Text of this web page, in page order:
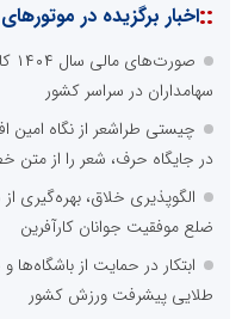
::اخبار برگزیده در
سهامداران در سراسر کشور
چیستی طراشعر از نگاه امین
در جایگاه حرف، شعر را از
الگوپذیری خلاق،
ضلع موفقیت جوانان کارآفرین
ابتکار در حمایت از
طلایی پیشرفت ورزش کشور